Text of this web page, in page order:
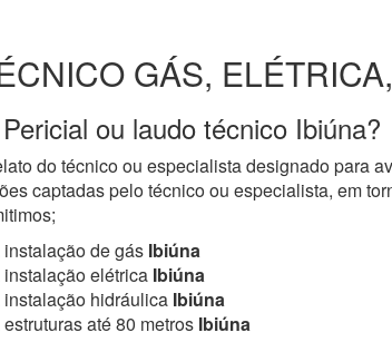
GÁS,
ou laudo técnico Ibiúna?
do técnico ou especialista designado para
captadas pelo técnico ou especialista, em
de gás Ibiúna
elétrica Ibiúna
hidráulica Ibiúna
até 80 metros Ibiúna